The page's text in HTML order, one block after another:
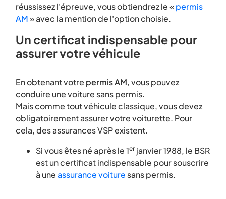
réussissez l'épreuve, vous obtiendrez le «permis
AM» avec la mention de l'option choisie.
Un certificat indispensable pour
assurer votre véhicule
En obtenant votre permis AM, vous pouvez
conduire une voiture sans permis.
Mais comme tout véhicule classique, vous devez
obligatoirement assurer votre voiturette. Pour
cela, des assurances VSP existent.
Si vous êtes né après le 1er janvier 1988, le BSR
est un certificat indispensable pour souscrire
à uneassurance voiture sans permis.